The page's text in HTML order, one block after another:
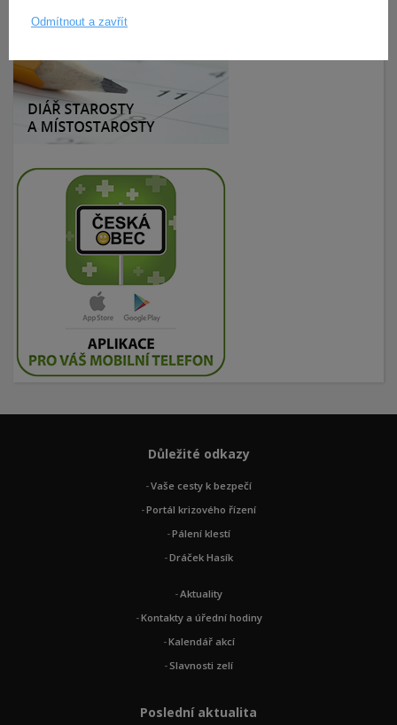
Odmítnout a zavřít
Důležité odkazy
Vaše cesty k bezpečí
Portál krizového řízení
Pálení klestí
Dráček Hasík
Aktuality
Kontakty a úřední hodiny
Kalendář akcí
Slavnosti zelí
Poslední aktualita